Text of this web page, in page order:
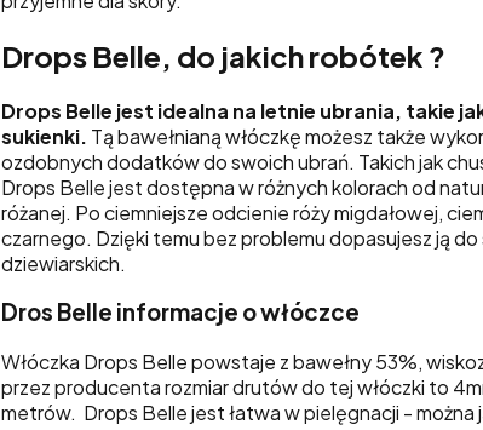
Drops Belle, do jakich robótek ?
Drops Belle jest idealna na letnie ubrania, takie
sukienki. Tą bawełnianą włóczkę możesz także
ozdobnych dodatków do swoich ubrań. Takich jak
Drops Belle jest dostępna w różnych kolorach od
różanej. Po ciemniejsze odcienie róży migdałowej,
czarnego. Dzięki temu bez problemu dopasujesz ją
dziewiarskich.
Dros Belle informacje o włóczce
Włóczka Drops Belle powstaje z bawełny 53%,
przez producenta rozmiar drutów do tej włóczki to
metrów. Drops Belle jest łatwa w pielęgnacji - można